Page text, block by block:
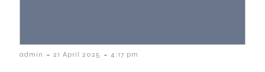
admin - 21 April 2025 - 4:17 pm